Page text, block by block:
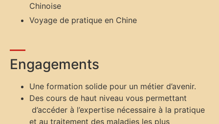
Chinoise
Voyage de pratique en Chine
Engagements
Une formation solide pour un métier d’avenir.
Des cours de haut niveau vous permettant
d’accéder à l’expertise nécessaire à la pratique
et au traitement des maladies les plus